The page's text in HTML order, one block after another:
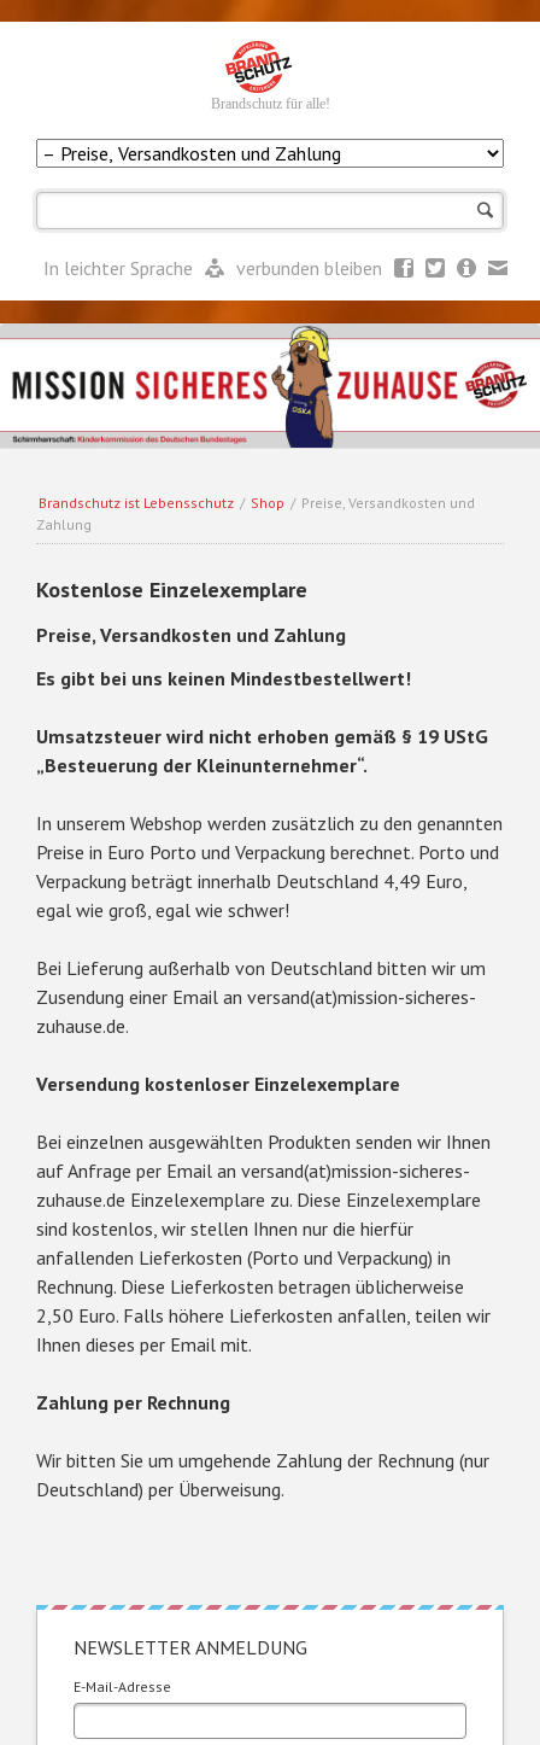
Brandschutz für alle!
Navigation
In leichter Sprache verbunden bleiben
Brandschutz ist Lebensschutz / Shop / Preise, Versandkosten und
Zahlung
Kostenlose Einzelexemplare
Preise, Versandkosten und Zahlung
Es gibt bei uns keinen Mindestbestellwert!
Umsatzsteuer wird nicht erhoben gemäß § 19 UStG
„Besteuerung der Kleinunternehmer“.
In unserem Webshop werden zusätzlich zu den genannten
Preise in Euro Porto und Verpackung berechnet. Porto und
Verpackung beträgt innerhalb Deutschland 4,49 Euro,
egal wie groß, egal wie schwer!
Bei Lieferung außerhalb von Deutschland bitten wir um
Zusendung einer Email an versand(at)mission-sicheres-
zuhause.de.
Versendung kostenloser Einzelexemplare
Bei einzelnen ausgewählten Produkten senden wir Ihnen
auf Anfrage per Email an versand(at)mission-sicheres-
zuhause.de Einzelexemplare zu. Diese Einzelexemplare
sind kostenlos, wir stellen Ihnen nur die hierfür
anfallenden Lieferkosten (Porto und Verpackung) in
Rechnung. Diese Lieferkosten betragen üblicherweise
2,50 Euro. Falls höhere Lieferkosten anfallen, teilen wir
Ihnen dieses per Email mit.
Zahlung per Rechnung
Wir bitten Sie um umgehende Zahlung der Rechnung (nur
Deutschland) per Überweisung.
NEWSLETTER ANMELDUNG
E-Mail-Adresse